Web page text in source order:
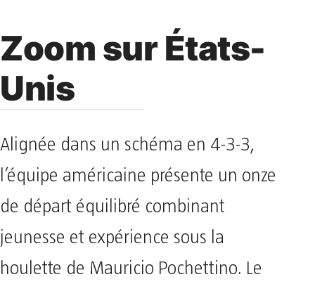
Zoom sur États-
Unis
Alignée dans un schéma en 4-3-3,
l’équipe américaine présente un onze
de départ équilibré combinant
jeunesse et expérience sous la
houlette de Mauricio Pochettino. Le